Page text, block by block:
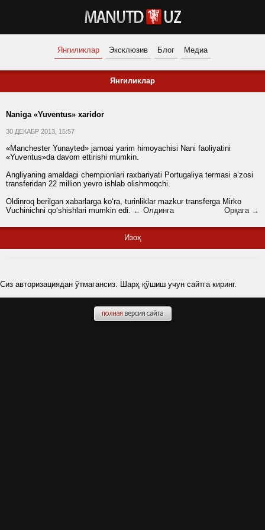
Янгиликлар Эксклюзив Блог Медиа
Янгиликлар
Naniga «Yuventus» xaridor
30 ДЕКАБР 2013, 15:57
«Manchester Yunayted» jamoai yarim himoyachisi Nani faoliyatini
«Yuventus»da davom ettirishi mumkin.
Angliyaning amaldagi chempionlari raxbariyati Portugaliya termasi aʼzosi
transferidan 22 million yevro ishlab olishmoqchi.
Oldinroq berilgan xabarlarga ko‘ra, turinliklar mazkur transferga Mirko
Vuchinichni qo‘shishlari mumkin edi. ← Олдинга Орқага →
Изоҳ
Сиз авторизациядан ўтмагансиз. Шарҳ қўшиш учун сайтга киринг.